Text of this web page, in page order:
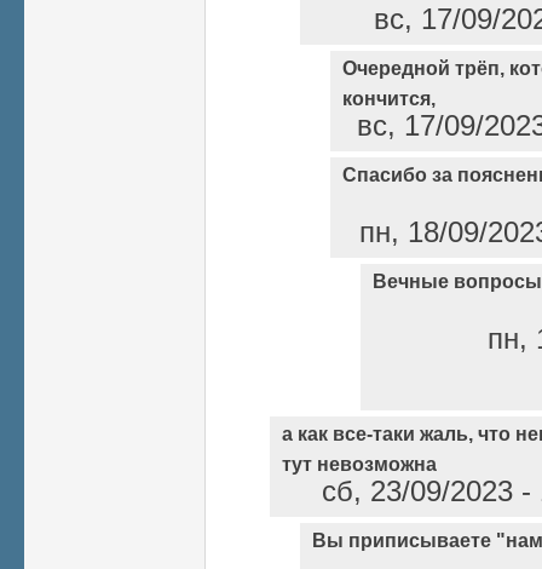
вс, 17/09/
Очередной трёп,
кончится,
вс, 17/09/
Спасибо за
пн, 18/09/
Вечные вопросы
пн,
а как все-таки жаль, что
тут невозможна
сб, 23/09/2023
Вы приписываете